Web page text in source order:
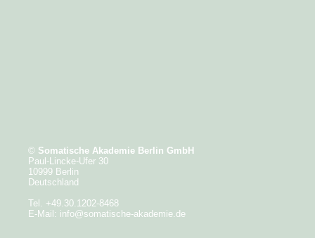
© Somatische Akademie Berlin GmbH
Paul-Lincke-Ufer 30
10999 Berlin
Deutschland
Tel. +49.30.1202-8468
E-Mail: info@somatische-akademie.de